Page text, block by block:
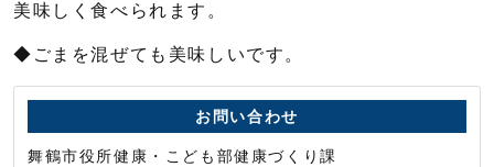
美味しく食べられます。
◆ごまを混ぜても美味しいです。
お問い合わせ
舞鶴市役所健康・こども部健康づくり課